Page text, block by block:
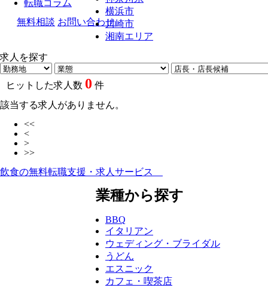
転職コラム
無料相談 お問い合わせ
横浜市
川崎市
湘南エリア
求人を探す
ヒットした求人数 0 件
該当する求人がありません。
<<
<
>
>>
飲食の無料転職支援・求人サービス
業種から探す
BBQ
イタリアン
ウェディング・ブライダル
うどん
エスニック
カフェ・喫茶店